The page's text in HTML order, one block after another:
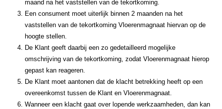
maand na het vaststellen van de tekortkoming.
Een consument moet uiterlijk binnen 2 maanden na het
vaststellen van de tekortkoming Vloerenmagnaat hiervan op de
hoogte stellen.
De Klant geeft daarbij een zo gedetailleerd mogelijke
omschrijving van de tekort­koming, zodat Vloerenmagnaat hierop
gepast kan reageren.
De Klant moet aantonen dat de klacht betrekking heeft op een
overeenkomst tussen de Klant en Vloerenmagnaat.
Wanneer een klacht gaat over lopende werkzaamheden, dan kan